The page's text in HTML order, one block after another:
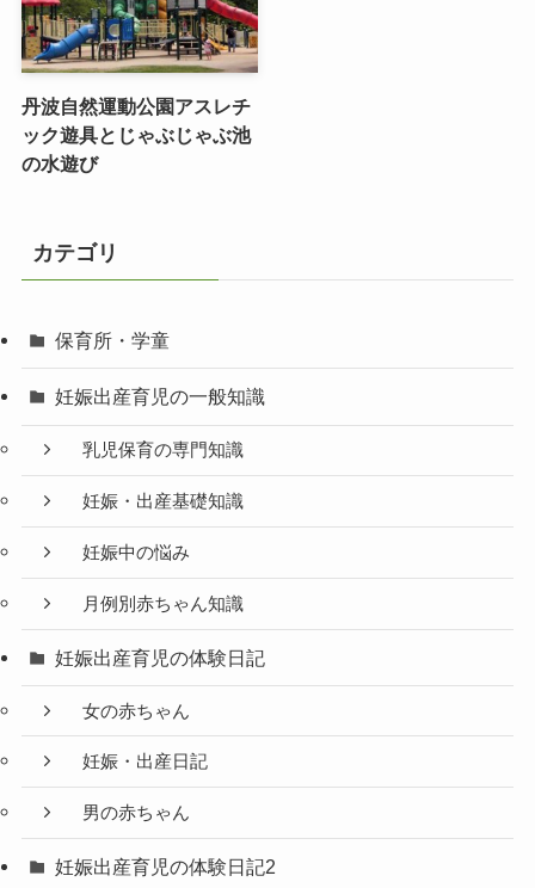
丹波自然運動公園アスレチ
ック遊具とじゃぶじゃぶ池
の水遊び
カテゴリ
保育所・学童
妊娠出産育児の一般知識
乳児保育の専門知識
妊娠・出産基礎知識
妊娠中の悩み
月例別赤ちゃん知識
妊娠出産育児の体験日記
女の赤ちゃん
妊娠・出産日記
男の赤ちゃん
妊娠出産育児の体験日記2